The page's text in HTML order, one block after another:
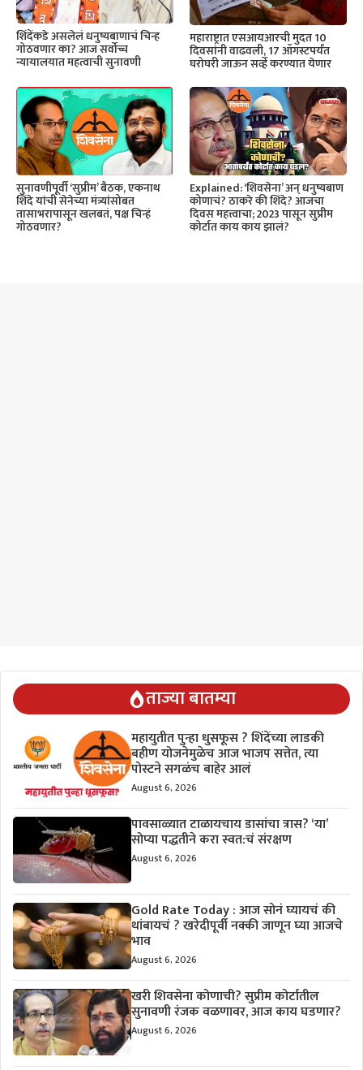
शिंदेंकडे असलेलं धनुष्यबाणाचं चिन्ह
गोठवणार का? आज सर्वोच्च
न्यायालयात महत्वाची सुनावणी
महाराष्ट्रात एसआयआरची मुदत 10
दिवसांनी वाढवली, 17 ऑगस्टपर्यंत
घरोघरी जाऊन सर्व्हे करण्यात येणार
सुनावणीपूर्वी ‘सुप्रीम’ बैठक, एकनाथ
शिंदे यांची सेनेच्या मंत्र्यांसोबत
तासाभरापासून खलबतं, पक्ष चिन्हं
गोठवणार?
Explained: ‘शिवसेना’ अन् धनुष्यबाण
कोणाचं? ठाकरे की शिंदे? आजचा
दिवस महत्त्वाचा; 2023 पासून सुप्रीम
कोर्टात काय काय झालं?
ताज्या बातम्या
महायुतीत पुन्हा धुसफूस ? शिंदेंच्या लाडकी
बहीण योजनेमुळेच आज भाजप सत्तेत, त्या
पोस्टने सगळंच बाहेर आलं
August 6, 2026
पावसाळ्यात टाळायचाय डासांचा त्रास? ‘या’
सोप्या पद्धतीने करा स्वत:चं संरक्षण
August 6, 2026
Gold Rate Today : आज सोनं घ्यायचं की
थांबायचं ? खरेदीपूर्वी नक्की जाणून घ्या आजचे
भाव
August 6, 2026
खरी शिवसेना कोणाची? सुप्रीम कोर्टातील
सुनावणी रंजक वळणावर, आज काय घडणार?
August 6, 2026